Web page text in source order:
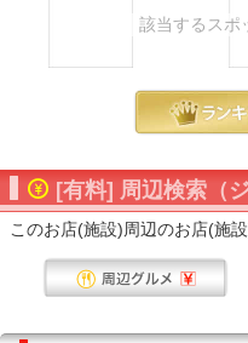
該当するスポ
[有料] 周辺検索（
このお店(施設)周辺のお店(施